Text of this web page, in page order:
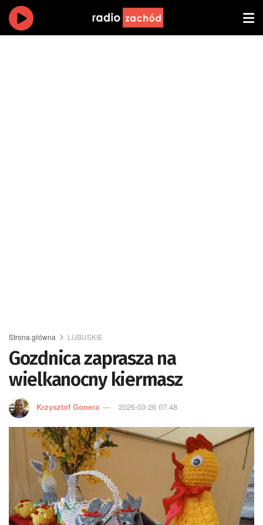
Strona główna LUBUSKIE
Gozdnica zaprasza na
wielkanocny kiermasz
Krzysztof Gonera 2026-03-26 07:48